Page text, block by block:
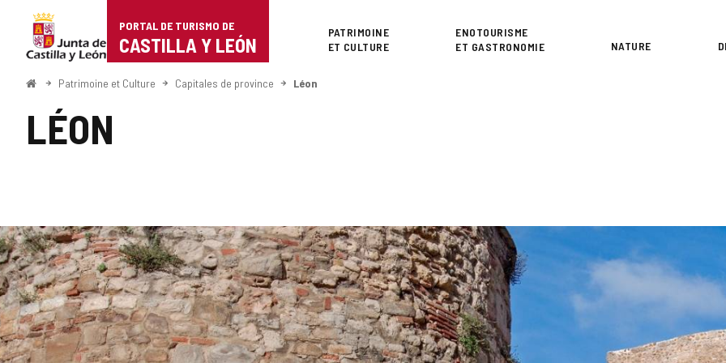
Portal
de
Turismo
Castilla
PORTAL DE TURISMO DE
CASTILLA Y LEÓN
Superior
PATRIMOINE
ET CULTURE
ENOTOURISME
ET GASTRONOMIE
NATURE
<
Patrimoine et Culture Capitales de province Léon
LÉON
GALERIE
DES
IMAGES
Nombre
de
sliders
:
9